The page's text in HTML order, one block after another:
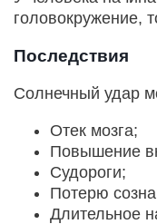
головокружение,
Последствия
Солнечный удар
Отек мозга;
Повышение
Судороги;
Потерю
Длительное